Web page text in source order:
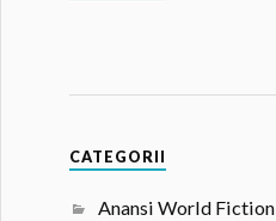
CATEGORII
Anansi World Fiction